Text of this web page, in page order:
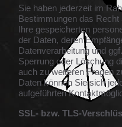
Sie haben jederzeit im
Bestimmungen das Recht
Ihre gespeicherten
der Daten, deren
Datenverarbeitung und
Sperrung oder Löschung
auch zu weiteren Fragen
Daten können Sie sich
aufgeführten
SSL- bzw. TLS-